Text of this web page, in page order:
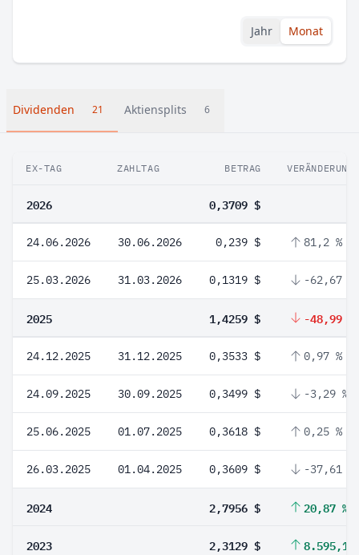
Jahr Monat
Dividenden 21 Aktiensplits 6
EX-TAG ZAHLTAG BETRAG VERÄNDERUNG
2026 0,3709 $
24.06.2026 30.06.2026 0,239 $ 81,2 %
25.03.2026 31.03.2026 0,1319 $ -62,67 %
2025 1,4259 $ -48,99 %
24.12.2025 31.12.2025 0,3533 $ 0,97 %
24.09.2025 30.09.2025 0,3499 $ -3,29 %
25.06.2025 01.07.2025 0,3618 $ 0,25 %
26.03.2025 01.04.2025 0,3609 $ -37,61 %
2024 2,7956 $ 20,87 %
2023 2,3129 $ 8.595,11